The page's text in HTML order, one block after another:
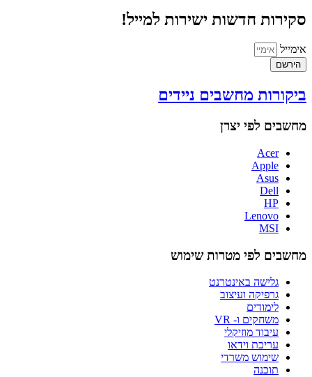
סקירות חדשות ישירות למייל!
אימייל
הירשם
ביקורות מחשבים ניידים
מחשבים לפי יצרן
Acer
Apple
Asus
Dell
HP
Lenovo
MSI
מחשבים לפי מטרות שימוש
גלישה באינטרנט
גרפיקה ועיצוב
לימודים
משחקים ו- VR
עיבוד מוזיקלי
עריכת וידאו
שימוש משרדי
תוכנה